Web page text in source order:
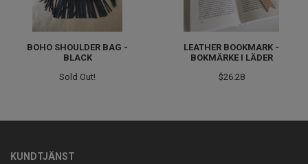
BOHO SHOULDER BAG -
BLACK
Sold Out!
LEATHER BOOKMARK -
BOKMÄRKE I LÄDER
$26.28
KUNDTJÄNST